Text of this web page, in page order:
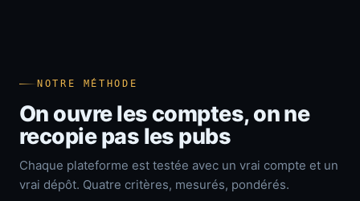
NOTRE MÉTHODE
On ouvre les comptes, on ne
recopie pas les pubs
Chaque plateforme est testée avec un vrai compte et un
vrai dépôt. Quatre critères, mesurés, pondérés.